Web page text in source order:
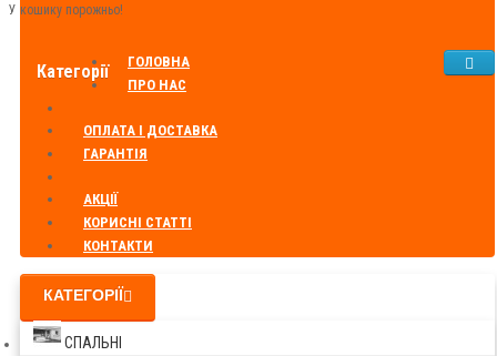
У кошику порожньо!
Категорії
ГОЛОВНА
ПРО НАС
ОПЛАТА І ДОСТАВКА
ГАРАНТІЯ
АКЦІЇ
КОРИСНІ СТАТТІ
КОНТАКТИ
КАТЕГОРІЇ
СПАЛЬНІ